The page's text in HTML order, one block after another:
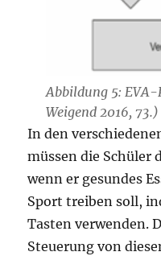
Abbildung 5:
Weigend 2016, 73.)
In den
müssen die Schüler
wenn er gesundes
Sport treiben soll,
Tasten verwenden.
Steuerung von